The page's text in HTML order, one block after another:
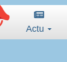
Actu